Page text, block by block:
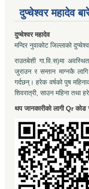
दुप्चेश्वर महादेव
दुप्चेश्वर महादेव
मन्दिर नुवाकोट जिल्लाको
राउतबेशी गा.वि.स)मा
जुराउन र सन्तान माग्नकै
गर्दछन्। हरेक वर्षको पुष
शिवरात्री, साउन महिना तथा
थप जानकारीको लागी Qr कोड